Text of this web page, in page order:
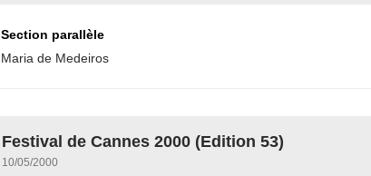
Section parallèle
Maria de Medeiros
Festival de Cannes 2000 (Edition 53)
10/05/2000